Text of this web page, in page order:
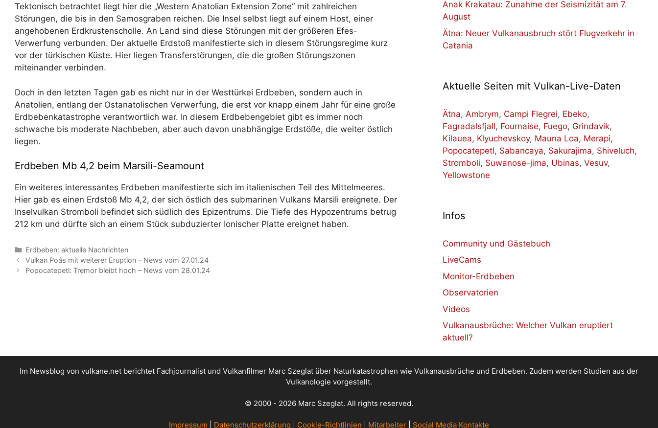
Tektonisch betrachtet liegt hier die „Western Anatolian Extension Zone“ mit zahlreichen
Störungen, die bis in den Samosgraben reichen. Die Insel selbst liegt auf einem Host, einer
angehobenen Erdkrustenscholle. An Land sind diese Störungen mit der größeren Efes-
Verwerfung verbunden. Der aktuelle Erdstoß manifestierte sich in diesem Störungsregime kurz
vor der türkischen Küste. Hier liegen Transferstörungen, die die großen Störungszonen
miteinander verbinden.
Doch in den letzten Tagen gab es nicht nur in der Westtürkei Erdbeben, sondern auch in
Anatolien, entlang der Ostanatolischen Verwerfung, die erst vor knapp einem Jahr für eine große
Erdbebenkatastrophe verantwortlich war. In diesem Erdbebengebiet gibt es immer noch
schwache bis moderate Nachbeben, aber auch davon unabhängige Erdstöße, die weiter östlich
liegen.
Erdbeben Mb 4,2 beim Marsili-Seamount
Ein weiteres interessantes Erdbeben manifestierte sich im italienischen Teil des Mittelmeeres.
Hier gab es einen Erdstoß Mb 4,2, der sich östlich des submarinen Vulkans Marsili ereignete. Der
Inselvulkan Stromboli befindet sich südlich des Epizentrums. Die Tiefe des Hypozentrums betrug
212 km und dürfte sich an einem Stück subduzierter Ionischer Platte ereignet haben.
Kategorien
Erdbeben: aktuelle Nachrichten
Vulkan Poás mit weiterer Eruption – News vom 27.01.24
Popocatepetl: Tremor bleibt hoch – News vom 28.01.24
Anak Krakatau: Zunahme der Seismizität am 7.
August
Ätna: Neuer Vulkanausbruch stört Flugverkehr in
Catania
Aktuelle Seiten mit Vulkan-Live-Daten
Ätna, Ambrym, Campi Flegrei, Ebeko,
Fagradalsfjall, Fournaise, Fuego, Grindavik,
Kilauea, Klyuchevskoy, Mauna Loa, Merapi,
Popocatepetl, Sabancaya, Sakurajima, Shiveluch,
Stromboli, Suwanose-jima, Ubinas, Vesuv,
Yellowstone
Infos
Community und Gästebuch
LiveCams
Monitor-Erdbeben
Observatorien
Videos
Vulkanausbrüche: Welcher Vulkan eruptiert
aktuell?
Im Newsblog von vulkane.net berichtet Fachjournalist und Vulkanfilmer Marc Szeglat über Naturkatastrophen wie Vulkanausbrüche und Erdbeben. Zudem werden Studien aus der
Vulkanologie vorgestellt.
© 2000 - 2026 Marc Szeglat. All rights reserved.
Impressum Datenschutzerklärung Cookie-Richtlinien Mitarbeiter Social Media Kontakte